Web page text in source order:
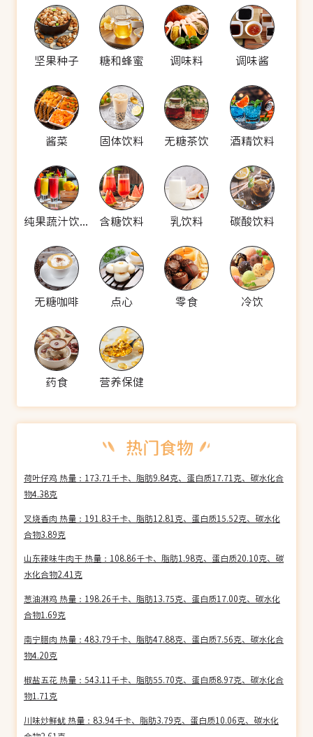
坚果种子 糖和蜂蜜 调味料 调味酱
酱菜 固体饮料 无糖茶饮 酒精饮料
纯果蔬汁饮料 含糖饮料 乳饮料 碳酸饮料
无糖咖啡 点心 零食 冷饮
药食 营养保健
荷叶仔鸡 热量：173.71千卡、脂肪9.84克、蛋白质17.71克、碳水化合
物4.38克
叉烧香肉 热量：191.83千卡、脂肪12.81克、蛋白质15.52克、碳水化
合物3.89克
山东辣味牛肉干 热量：108.86千卡、脂肪1.98克、蛋白质20.10克、碳
水化合物2.41克
葱油淋鸡 热量：198.26千卡、脂肪13.75克、蛋白质17.00克、碳水化
合物1.69克
南宁腊肉 热量：483.79千卡、脂肪47.88克、蛋白质7.56克、碳水化合
物4.20克
椒盐五花 热量：543.11千卡、脂肪55.70克、蛋白质8.97克、碳水化合
物1.71克
川味炒鲜鱿 热量：83.94千卡、脂肪3.79克、蛋白质10.06克、碳水化